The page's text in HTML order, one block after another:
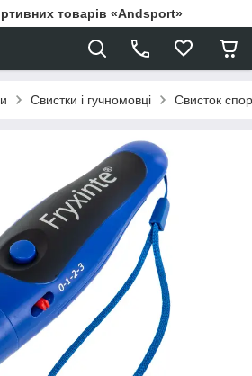
товарів «Andsport»
Свистки і гучномовці Свисток